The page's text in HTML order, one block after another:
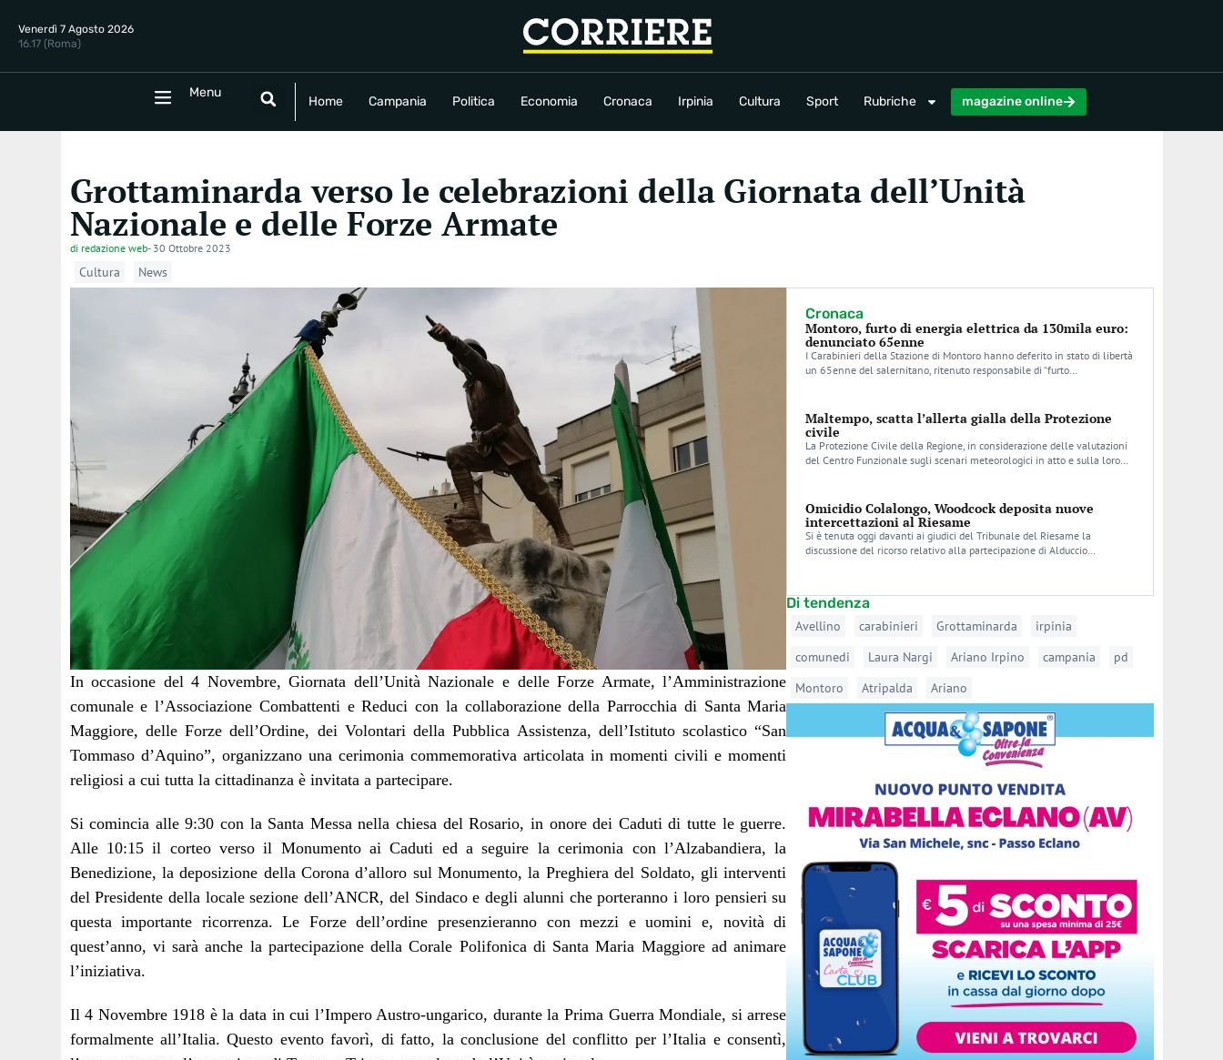
Venerdì 7 Agosto 2026
16.17 (Roma)
Menu
Home Campania Politica Economia Cronaca Irpinia Cultura Sport Rubriche magazine online
Home Campania Politica Economia Cronaca Irpinia Sport Rubriche
Grottaminarda verso le celebrazioni della Giornata dell’Unità
Nazionale e delle Forze Armate
di redazione web- 30 Ottobre 2023
Cultura News
In occasione del 4 Novembre, Giornata dell’Unità Nazionale e delle Forze Armate, l’Amministrazione
comunale e l’Associazione Combattenti e Reduci con la collaborazione della Parrocchia di Santa Maria
Maggiore, delle Forze dell’Ordine, dei Volontari della Pubblica Assistenza, dell’Istituto scolastico “San
Tommaso d’Aquino”, organizzano una cerimonia commemorativa articolata in momenti civili e momenti
religiosi a cui tutta la cittadinanza è invitata a partecipare.
Si comincia alle 9:30 con la Santa Messa nella chiesa del Rosario, in onore dei Caduti di tutte le guerre.
Alle 10:15 il corteo verso il Monumento ai Caduti ed a seguire la cerimonia con l’Alzabandiera, la
Benedizione, la deposizione della Corona d’alloro sul Monumento, la Preghiera del Soldato, gli interventi
del Presidente della locale sezione dell’ANCR, del Sindaco e degli alunni che porteranno i loro pensieri su
questa importante ricorrenza. Le Forze dell’ordine presenzieranno con mezzi e uomini e, novità di
quest’anno, vi sarà anche la partecipazione della Corale Polifonica di Santa Maria Maggiore ad animare
l’iniziativa.
Il 4 Novembre 1918 è la data in cui l’Impero Austro-ungarico, durante la Prima Guerra Mondiale, si arrese
formalmente all’Italia. Questo evento favorì, di fatto, la conclusione del conflitto per l’Italia e consentì,
Cronaca
Montoro, furto di energia elettrica da 130mila euro:
denunciato 65enne
I Carabinieri della Stazione di Montoro hanno deferito in stato di libertà
un 65enne del salernitano, ritenuto responsabile di “furto…
Maltempo, scatta l’allerta gialla della Protezione
civile
La Protezione Civile della Regione, in considerazione delle valutazioni
del Centro Funzionale sugli scenari meteorologici in atto e sulla loro…
Omicidio Colalongo, Woodcock deposita nuove
intercettazioni al Riesame
Si è tenuta oggi davanti ai giudici del Tribunale del Riesame la
discussione del ricorso relativo alla partecipazione di Alduccio…
Di tendenza
Avellino carabinieri Grottaminarda
irpinia
comunedi
Laura Nargi Ariano Irpino campania
pd
Montoro
Atripalda Ariano